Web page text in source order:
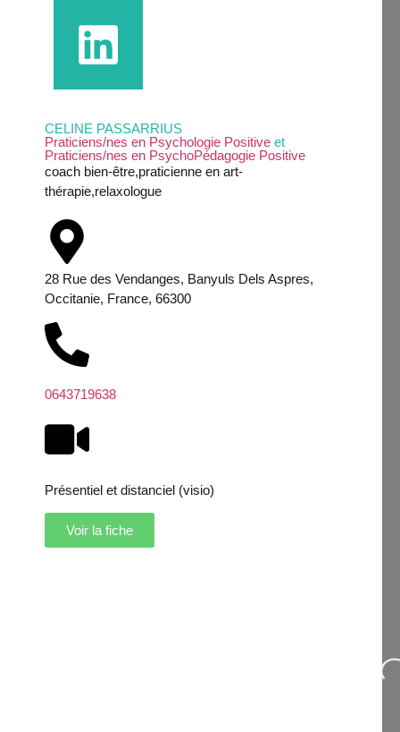
CELINE PASSARRIUS
Praticiens/nes en Psychologie Positive et
Praticiens/nes en PsychoPédagogie Positive
coach bien-être,praticienne en art-
thérapie,relaxologue
28 Rue des Vendanges, Banyuls Dels Aspres,
Occitanie, France, 66300
0643719638
Présentiel et distanciel (visio)
Voir la fiche
Loading...